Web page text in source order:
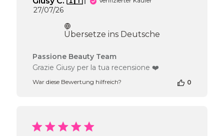
Veröffentlichungsdatum
27/07/26
Übersetze ins Deutsche
Kommentare
des
Inhabers
Passione Beauty Team
Grazie Giusy per la tua recensione ❤️
War diese Bewertung hilfreich? 0